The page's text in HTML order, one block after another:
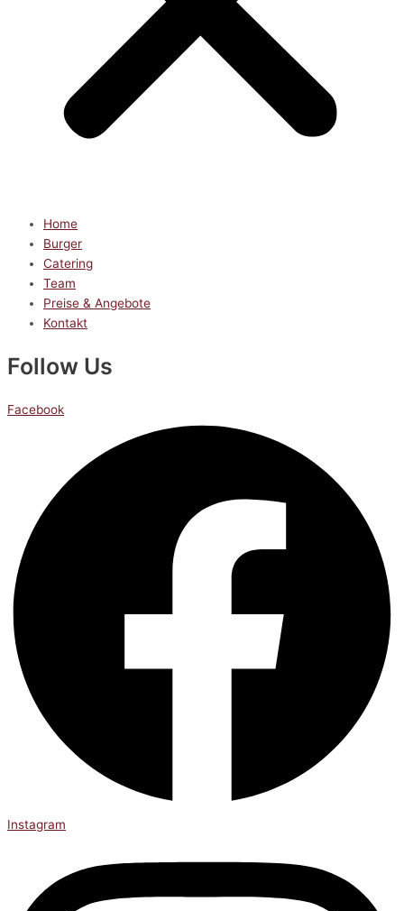
Home
Burger
Catering
Team
Preise & Angebote
Kontakt
Follow Us
Facebook
Instagram